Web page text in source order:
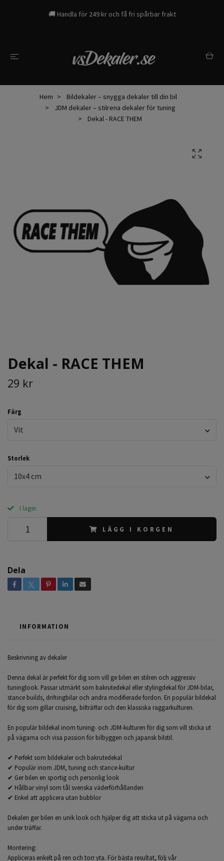
🚚 Handla för 249 kr och få fri spårbar frakt
Hem
Bildekaler – snygga dekaler till din bil
JDM dekaler – stilrena dekaler för tuning
Dekal - RACE THEM
Dekal - RACE THEM
29 kr
Färg
Vit
Storlek
10x4 cm
I lager.
LÄGG I KORGEN
Dela
INFORMATION
Beskrivning av dekaler
Denna dekal är perfekt för dig som vill ge bilen en stilren och aggressiv
tuninglook. Passar utmärkt som bakrutedekal eller stylingdekal för JDM-bilar,
stance builds, driftingbilar och andra modifierade fordon. En populär bildekal
för dig som gillar cruising, bilträffar och den klassiska raggarkulturen.
En populär bildekal inom tuning- och JDM-kulturen för dig som vill sticka ut
på vägarna och visa passion för bilbyggen och japansk bilstil.
✔ Perfekt som bildekaler och bakrutedekal
✔ Populär inom JDM, tuning och stance-kultur
✔ Ger bilen en sportig och personlig look
✔ Hållbar vinyl som tål svenska väderförhållanden
✔ Enkel att applicera utan bubblor
Dekalen ger bilen en unik look och hjälper dig att sticka ut på vägarna och
under träffar.
Montering:
Appliceras enkelt på ren och torr yta. För bästa resultat, följ vår